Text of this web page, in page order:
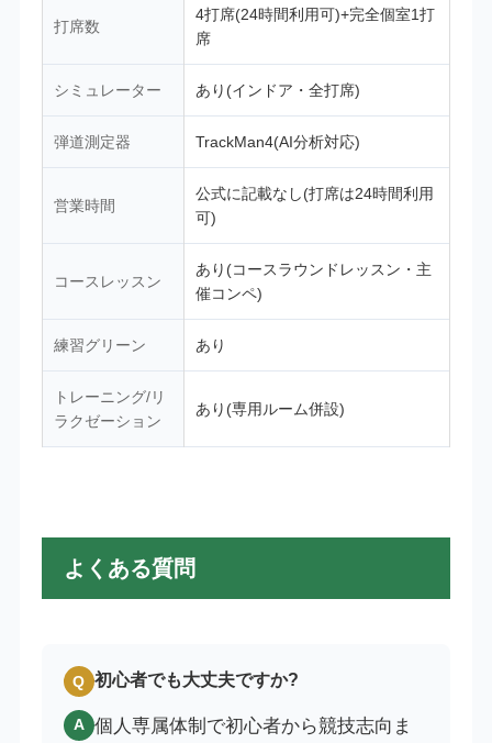
打席数
4打席(24時間利用可)+完全個室1打
席
シミュレーター あり(インドア・全打席)
弾道測定器 TrackMan4(AI分析対応)
営業時間
公式に記載なし(打席は24時間利用
可)
コースレッスン
あり(コースラウンドレッスン・主
催コンペ)
練習グリーン あり
トレーニング/リ
ラクゼーション
あり(専用ルーム併設)
よくある質問
Q 初心者でも大丈夫ですか?
A 個人専属体制で初心者から競技志向ま